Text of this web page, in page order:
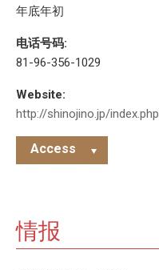
年底年初
电话号码:
81-96-356-1029
Website:
http://shinojino.jp/index.php
Access
情报